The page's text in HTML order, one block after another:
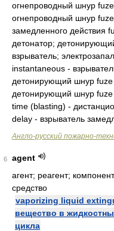
огнепроводный шнур
огнепроводный шнур
замедленного действия
детонатор;
взрыватель;
instantaneous -
детонирующий шнур
детонирующий шнур
time (blasting) -
delay - взрыватель
Англо-русский пожарно-
6
agent
агент; реагент;
средство
vaporizing liquid
вещество в
цикла